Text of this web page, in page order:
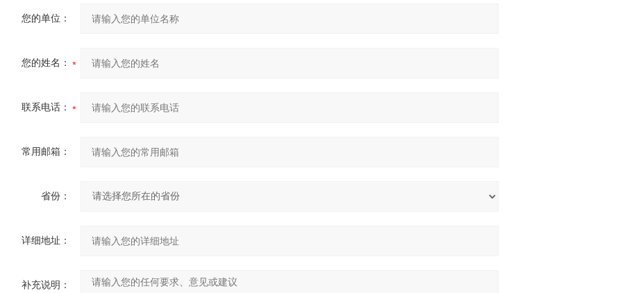
您的单位：
您的姓名：
联系电话：
常用邮箱：
省份：
详细地址：
补充说明：